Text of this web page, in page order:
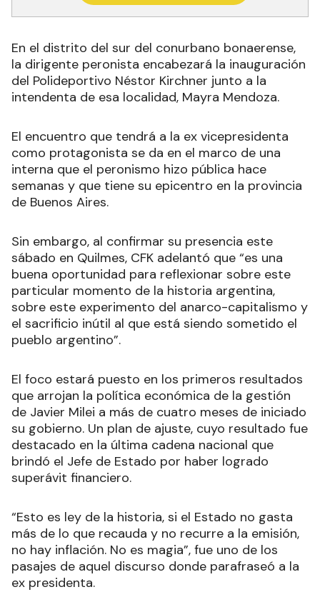
En el distrito del sur del conurbano bonaerense,
la dirigente peronista encabezará la inauguración
del Polideportivo Néstor Kirchner junto a la
intendenta de esa localidad, Mayra Mendoza.
El encuentro que tendrá a la ex vicepresidenta
como protagonista se da en el marco de una
interna que el peronismo hizo pública hace
semanas y que tiene su epicentro en la provincia
de Buenos Aires.
Sin embargo, al confirmar su presencia este
sábado en Quilmes, CFK adelantó que “es una
buena oportunidad para reflexionar sobre este
particular momento de la historia argentina,
sobre este experimento del anarco-capitalismo y
el sacrificio inútil al que está siendo sometido el
pueblo argentino”.
El foco estará puesto en los primeros resultados
que arrojan la política económica de la gestión
de Javier Milei a más de cuatro meses de iniciado
su gobierno. Un plan de ajuste, cuyo resultado fue
destacado en la última cadena nacional que
brindó el Jefe de Estado por haber logrado
superávit financiero.
“Esto es ley de la historia, si el Estado no gasta
más de lo que recauda y no recurre a la emisión,
no hay inflación. No es magia”, fue uno de los
pasajes de aquel discurso donde parafraseó a la
ex presidenta.